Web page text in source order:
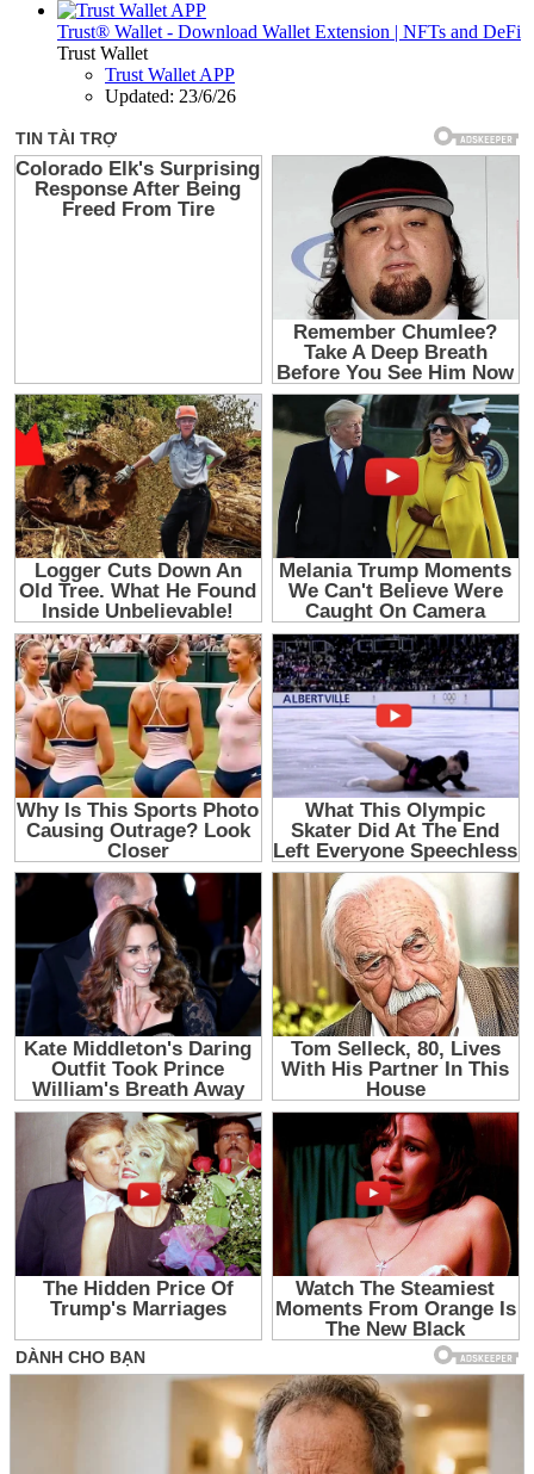
Trust® Wallet - Download Wallet Extension | NFTs and DeFi
Trust Wallet
Trust Wallet APP
Updated: 23/6/26